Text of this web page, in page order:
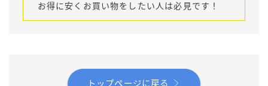
お得に安くお買い物をしたい人は必見です！
トップページに戻る